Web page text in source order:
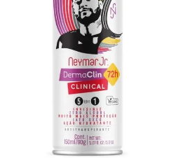
papel higiênico
cerveja